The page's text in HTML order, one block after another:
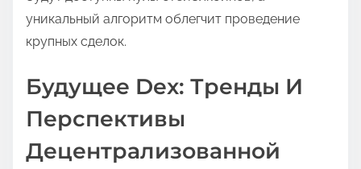
уникальный алгоритм облегчит проведение
крупных сделок.
Будущее Dex: Тренды И
Перспективы
Децентрализованной